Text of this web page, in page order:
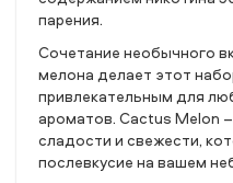
парения.
Сочетание необычного
мелона делает этот
привлекательным для
ароматов. Cactus Melon
сладости и свежести,
послевкусие на вашем